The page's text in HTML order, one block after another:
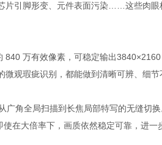
引脚形变、元件表面污染……这些肉
万有效像素，可稳定输出
观瑕疵识别，都能做到清晰可辨、细节
角全局扫描到长焦局部特写的无缝切
在大倍率下，画质依然稳定可靠，进一